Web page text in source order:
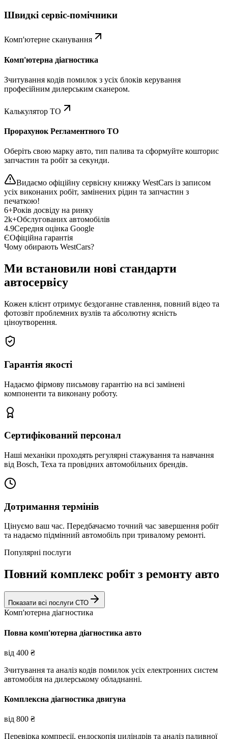
Швидкі сервіс-помічники
Комп'ютерне сканування
Комп'ютерна діагностика
Зчитування кодів помилок з усіх блоків керування
професійним дилерським сканером.
Калькулятор ТО
Прорахунок Регламентного ТО
Оберіть свою марку авто, тип палива та сформуйте кошторис
запчастин та робіт за секунди.
Видаємо офіційну сервісну книжку WestCars із записом
усіх виконаних робіт, замінених рідин та запчастин з
печаткою!
6+Років досвіду на ринку
2k+Обслугованих автомобілів
4.9Середня оцінка Google
ЄОфіційна гарантія
Чому обирають WestCars?
Ми встановили нові стандарти
автосервісу
Кожен клієнт отримує бездоганне ставлення, повний відео та
фотозвіт проблемних вузлів та абсолютну ясність
ціноутворення.
Гарантія якості
Надаємо фірмову письмову гарантію на всі замінені
компоненти та виконану роботу.
Сертифікований персонал
Наші механіки проходять регулярні стажування та навчання
від Bosch, Texa та провідних автомобільних брендів.
Дотримання термінів
Цінуємо ваш час. Передбачаємо точний час завершення робіт
та надаємо підмінний автомобіль при тривалому ремонті.
Популярні послуги
Повний комплекс робіт з ремонту авто
Показати всі послуги СТО
Комп'ютерна діагностика
Повна комп'ютерна діагностика авто
від 400 ₴
Зчитування та аналіз кодів помилок усіх електронних систем
автомобіля на дилерському обладнанні.
Комплексна діагностика двигуна
від 800 ₴
Перевірка компресії, ендоскопія циліндрів та аналіз паливної